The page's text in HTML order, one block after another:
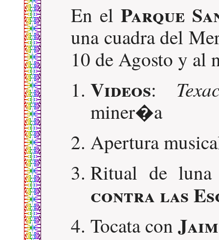
En el Parque
una cuadra del
10 de Agosto y al
Videos:
miner�a
Apertura
Ritual de
contra las
Tocata con